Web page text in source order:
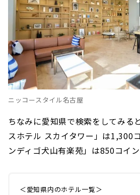
ニッコースタイル名古屋
ちなみに愛知県で検索をしてみる
スホテル スカイタワー」は1,300
ンディゴ犬山有楽苑」は850コイ
＜愛知県内のホテル一覧＞